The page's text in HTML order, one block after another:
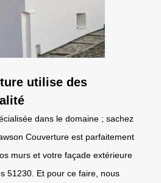
utilise des
dans le domaine ; sachez
Couverture est parfaitement
murs et votre façade extérieure
51230. Et pour ce faire, nous